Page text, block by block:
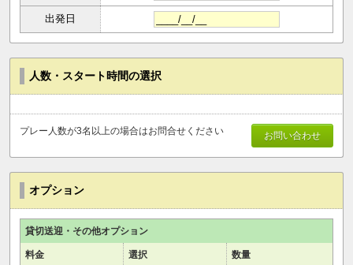
出発日
人数・スタート時間の選択
お問い合わせ
プレー人数が3名以上の場合はお問合せください
オプション
貸切送迎・その他オプション
料金 選択 数量